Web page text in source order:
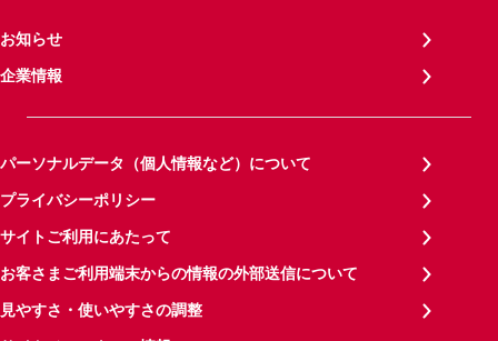
お知らせ
企業情報
パーソナルデータ（個人情報など）について
プライバシーポリシー
サイトご利用にあたって
お客さまご利用端末からの情報の外部送信について
見やすさ・使いやすさの調整